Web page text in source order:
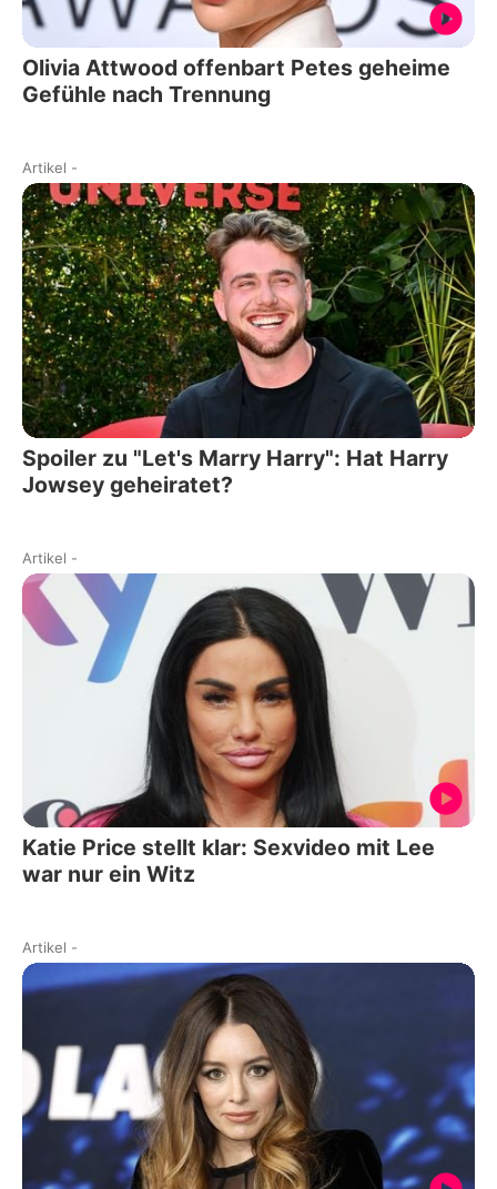
Olivia Attwood offenbart Petes geheime
Gefühle nach Trennung
Artikel -
Spoiler zu "Let's Marry Harry": Hat Harry
Jowsey geheiratet?
Artikel -
Katie Price stellt klar: Sexvideo mit Lee
war nur ein Witz
Artikel -